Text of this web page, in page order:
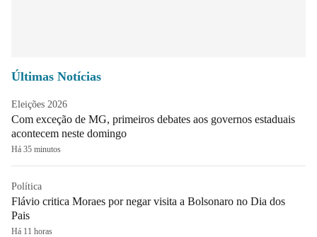
Últimas Notícias
Eleições 2026
Com exceção de MG, primeiros debates aos governos estaduais
acontecem neste domingo
Há 35 minutos
Política
Flávio critica Moraes por negar visita a Bolsonaro no Dia dos
Pais
Há 11 horas